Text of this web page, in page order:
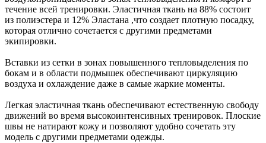
течение всей тренировки. Эластичная ткань на 88% состоит
из полиэстера и 12% Эластана ,что создает плотную посадку,
которая отлично сочетается с другими предметами
экипировки.
Вставки из сетки в зонах повышенного тепловыделения по
бокам и в области подмышек обеспечивают циркуляцию
воздуха и охлаждение даже в самые жаркие моменты.
Легкая эластичная ткань обеспечивают естественную свободу
движений во время высокоинтенсивных тренировок. Плоские
швы не натирают кожу и позволяют удобно сочетать эту
модель с другими предметами одежды.